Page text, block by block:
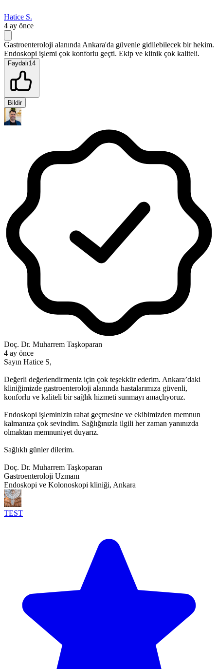
Hatice S.
4 ay önce
Gastroenteroloji alanında Ankara'da güvenle gidilebilecek bir hekim.
Endoskopi işlemi çok konforlu geçti. Ekip ve klinik çok kaliteli.
Faydalı14
Bildir
Doç. Dr. Muharrem Taşkoparan
4 ay önce
Sayın Hatice S,
Değerli değerlendirmeniz için çok teşekkür ederim. Ankara’daki
kliniğimizde gastroenteroloji alanında hastalarımıza güvenli,
konforlu ve kaliteli bir sağlık hizmeti sunmayı amaçlıyoruz.
Endoskopi işleminizin rahat geçmesine ve ekibimizden memnun
kalmanıza çok sevindim. Sağlığınızla ilgili her zaman yanınızda
olmaktan memnuniyet duyarız.
Sağlıklı günler dilerim.
Doç. Dr. Muharrem Taşkoparan
Gastroenteroloji Uzmanı
Endoskopi ve Kolonoskopi kliniği, Ankara
TEST